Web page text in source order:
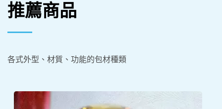
推薦商品
各式外型、材質、功能的包材種類